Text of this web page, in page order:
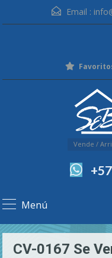
Email :
Vende /
Menú
CV-0167 Se